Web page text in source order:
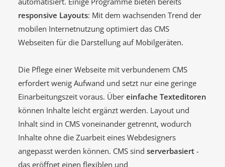
responsive Layouts: Mit dem wachsenden Trend der
mobilen Internetnutzung optimiert das CMS
Webseiten für die Darstellung auf Mobilgeräten.
Die Pflege einer Webseite mit verbundenem CMS
erfordert wenig Aufwand und setzt nur eine geringe
Einarbeitungszeit voraus. Über einfache Texteditoren
können Inhalte leicht ergänzt werden. Layout und
Inhalt sind in CMS voneinander getrennt, wodurch
Inhalte ohne die Zuarbeit eines Webdesigners
angepasst werden können. CMS sind serverbasiert -
das eröffnet einen flexiblen und